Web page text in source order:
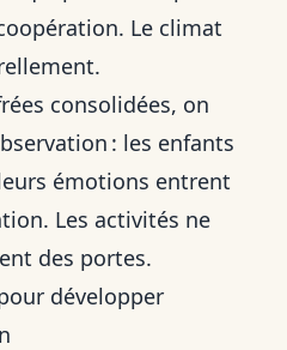
Le climat
consolidées, on
: les enfants
émotions entrent
Les activités ne
des portes.
développer